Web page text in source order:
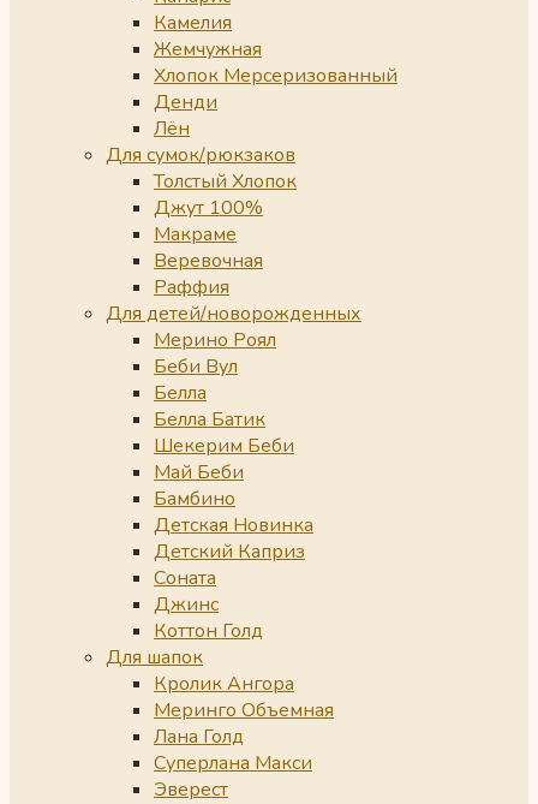
Камелия
Жемчужная
Хлопок Мерсеризованный
Денди
Лён
Для сумок/рюкзаков
Толстый Хлопок
Джут 100%
Макраме
Веревочная
Раффия
Для детей/новорожденных
Мерино Роял
Беби Вул
Белла
Белла Батик
Шекерим Беби
Май Беби
Бамбино
Детская Новинка
Детский Каприз
Соната
Джинс
Коттон Голд
Для шапок
Кролик Ангора
Меринго Объемная
Лана Голд
Суперлана Макси
Эверест